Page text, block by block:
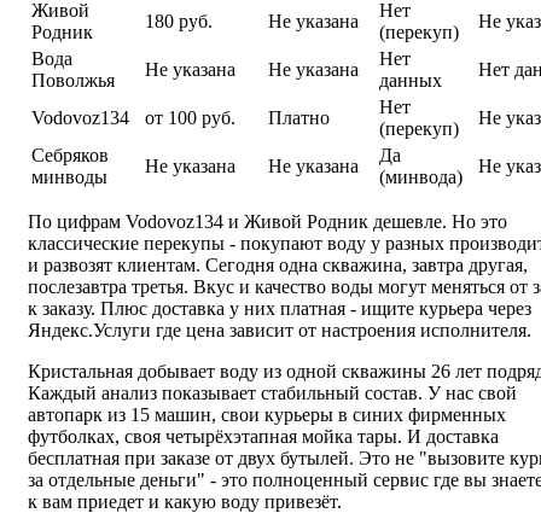
Живой
Родник
180 руб. Не указана
Нет
(перекуп)
Не
Вода
Поволжья
Не указана Не указана
Нет
данных
Нет
Vodovoz134 от 100 руб. Платно
Нет
(перекуп)
Не
Себряков
минводы
Не указана Не указана
Да
(минвода)
Не
По цифрам Vodovoz134 и Живой Родник дешевле. Но это
классические перекупы - покупают воду у разных
и развозят клиентам. Сегодня одна скважина, завтра другая,
послезавтра третья. Вкус и качество воды могут меняться от
к заказу. Плюс доставка у них платная - ищите курьера через
Яндекс.Услуги где цена зависит от настроения исполнителя.
Кристальная добывает воду из одной скважины 26 лет
Каждый анализ показывает стабильный состав. У нас свой
автопарк из 15 машин, свои курьеры в синих фирменных
футболках, своя четырёхэтапная мойка тары. И доставка
бесплатная при заказе от двух бутылей. Это не "вызовите
за отдельные деньги" - это полноценный сервис где вы
к вам приедет и какую воду привезёт.